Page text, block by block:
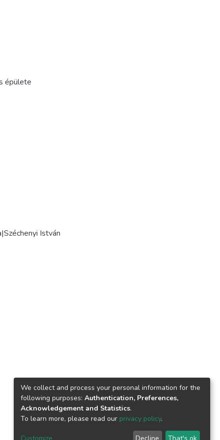
épülete
István
We collect and process your personal information for the
following purposes: Authentication, Preferences,
Acknowledgement and Statistics.
To learn more, please read our privacy policy.